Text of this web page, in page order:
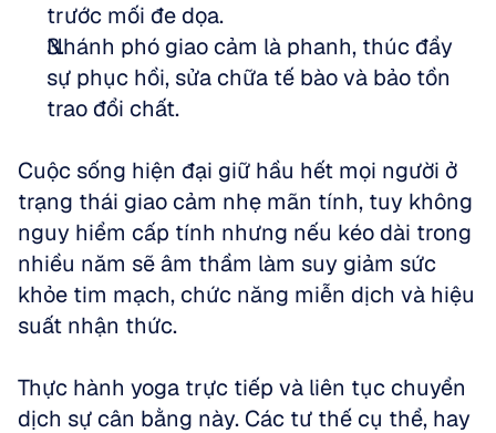
trước mối đe dọa.
Nhánh phó giao cảm là phanh, thúc đẩy
sự phục hồi, sửa chữa tế bào và bảo tồn
trao đổi chất.
Cuộc sống hiện đại giữ hầu hết mọi người ở
trạng thái giao cảm nhẹ mãn tính, tuy không
nguy hiểm cấp tính nhưng nếu kéo dài trong
nhiều năm sẽ âm thầm làm suy giảm sức
khỏe tim mạch, chức năng miễn dịch và hiệu
suất nhận thức.
Thực hành yoga trực tiếp và liên tục chuyển
dịch sự cân bằng này. Các tư thế cụ thể, hay